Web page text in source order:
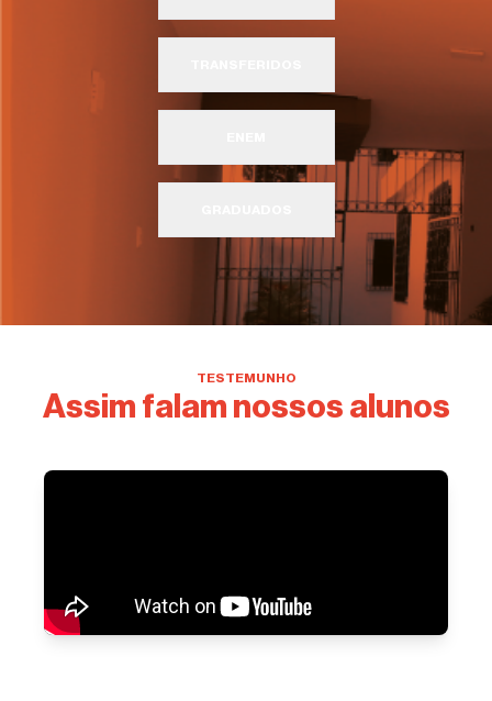
TESTEMUNHO
Assim falam nossos alunos